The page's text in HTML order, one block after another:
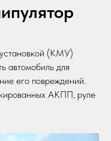
(КМУ)
автомобиль для
его повреждений.
АКПП, руле